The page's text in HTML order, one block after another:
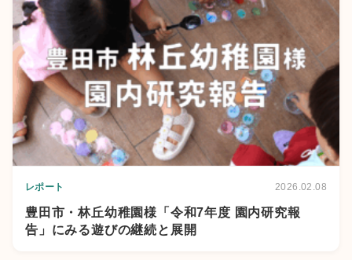
レポート 2026.02.08
豊田市・林丘幼稚園様「令和7年度 園内研究報
告」にみる遊びの継続と展開